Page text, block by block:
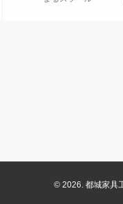
© 2026. 都城家具